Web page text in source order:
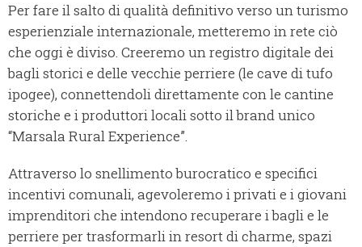
Per fare il salto di qualità definitivo verso un turismo
esperienziale internazionale, metteremo in rete ciò
che oggi è diviso. Creeremo un registro digitale dei
bagli storici e delle vecchie perriere (le cave di tufo
ipogee), connettendoli direttamente con le cantine
storiche e i produttori locali sotto il brand unico
“Marsala Rural Experience”.
Attraverso lo snellimento burocratico e specifici
incentivi comunali, agevoleremo i privati e i giovani
imprenditori che intendono recuperare i bagli e le
perriere per trasformarli in resort di charme, spazi